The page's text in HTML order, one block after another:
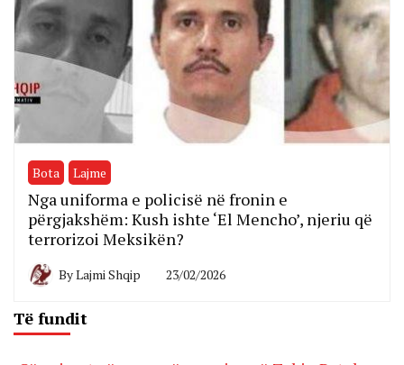
Bota Lajme
Nga uniforma e policisë në fronin e
përgjakshëm: Kush ishte ‘El Mencho’, njeriu që
terrorizoi Meksikën?
ByLajmi Shqip 23/02/2026
Të fundit